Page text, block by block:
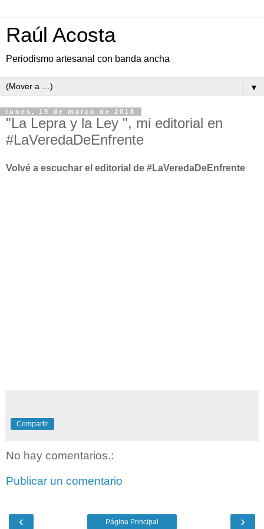
Raúl Acosta
Periodismo artesanal con banda ancha
▼
lunes, 19 de marzo de 2018
"La Lepra y la Ley ", mi editorial en
#LaVeredaDeEnfrente
Volvé a escuchar el editorial de #LaVeredaDeEnfrente
Compartir
No hay comentarios.:
Publicar un comentario
‹ ›
Página Principal